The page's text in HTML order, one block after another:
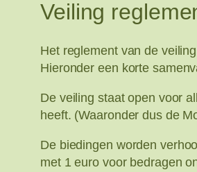
Veiling
Het reglement van de
Hieronder een korte
De veiling staat open voor
heeft. (Waaronder dus de
De biedingen worden
met 1 euro voor bedragen